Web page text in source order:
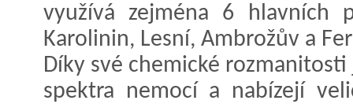
využívá zejména 6 hlavních
Karolinin, Lesní, Ambrožův a
Díky své chemické
spektra nemocí a nabízejí